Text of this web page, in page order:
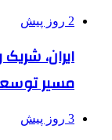
2 روز پیش
ایران،
مسیر
3 روز پیش